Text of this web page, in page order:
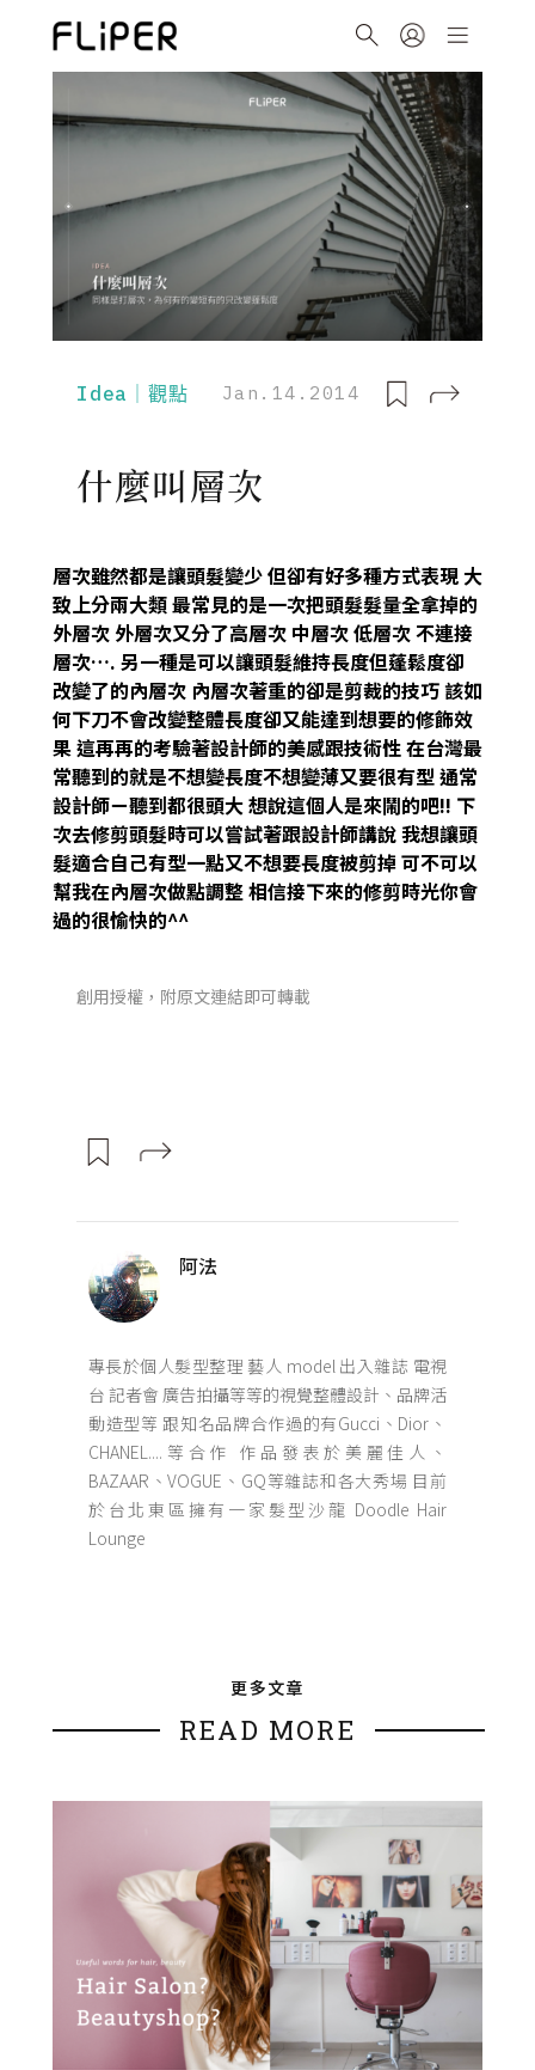
Idea｜觀點 Jan.14.2014
什麼叫層次
層次雖然都是讓頭髮變少但卻有好多種方式表現大
致上分兩大類最常見的是一次把頭髮髮量全拿掉的
外層次 外層次又分了高層次 中層次 低層次 不連接
層次…. 另一種是可以讓頭髮維持長度但蓬鬆度卻
改變了的內層次 內層次著重的卻是剪裁的技巧該如
何下刀不會改變整體長度卻又能達到想要的修飾效
果這再再的考驗著設計師的美感跟技術性在台灣最
常聽到的就是不想變長度不想變薄又要很有型通常
設計師ㄧ聽到都很頭大想說這個人是來鬧的吧!! 下
次去修剪頭髮時可以嘗試著跟設計師講說我想讓頭
髮適合自己有型一點又不想要長度被剪掉可不可以
幫我在內層次做點調整相信接下來的修剪時光你會
過的很愉快的^^
創用授權，附原文連結即可轉載
阿法
專長於個人髮型整理 藝人 model 出入雜誌 電視
台 記者會 廣告拍攝等等的視覺整體設計、品牌活
動造型等 跟知名品牌合作過的有Gucci、Dior、
CHANEL....等合作 作品發表於美麗佳人、
BAZAAR、VOGUE、GQ等雜誌和各大秀場 目前
於台北東區擁有一家髮型沙龍 Doodle Hair
Lounge
更多文章
READ MORE